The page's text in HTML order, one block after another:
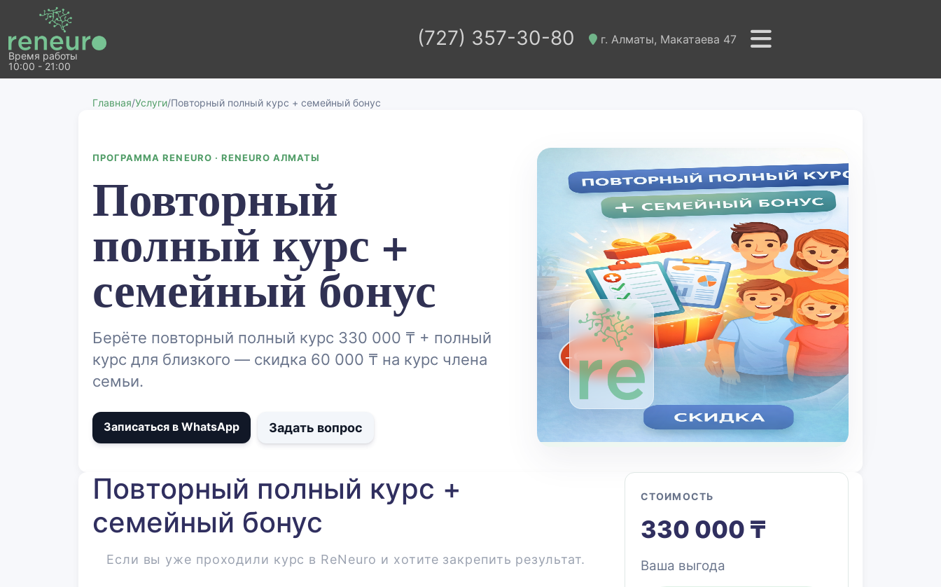
Время работы
10:00 - 21:00
(727) 357-30-80 г. Алматы, Макатаева 47
Главная/Услуги/Повторный полный курс + семейный бонус
ПРОГРАММА RENEURO · RENEURO АЛМАТЫ
Повторный
полный курс +
семейный бонус
Берёте повторный полный курс 330 000 ₸ + полный
курс для близкого — скидка 60 000 ₸ на курс члена
семьи.
Записаться в WhatsApp Задать вопрос
Повторный полный курс +
семейный бонус
Если вы уже проходили курс в ReNeuro и хотите закрепить результат.
СТОИМОСТЬ
330 000 ₸
Ваша выгода